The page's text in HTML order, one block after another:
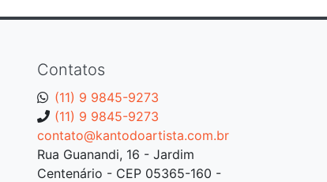
Contatos
(11) 9 9845-9273
(11) 9 9845-9273
contato@kantodoartista.com.br
Rua Guanandi, 16 - Jardim
Centenário - CEP 05365-160 -